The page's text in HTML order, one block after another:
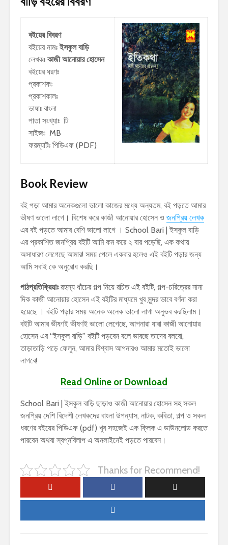
বইয়ের বিবরণ
বইয়ের নামঃ ইসকুল বাড়ি
লেখকঃ কাজী আনোয়ার হোসেন
বইয়ের ধরণঃ
প্রকাশকঃ
প্রকাশকালঃ
ভাষাঃ বাংলা
পাতা সংখ্যাঃ টি
সাইজঃ MB
ফরম্যাটঃ পিডিএফ (PDF)
Book Review
বই পড়া আমার অনেকগুলো ভালো কাজের মধ্যে অন্যতম, বই পড়তে আমার
ভীষণ ভালো লাগে। বিশেষ করে কাজী আনোয়ার হোসেন ও জনপ্রিয় লেখক
এর বই পড়তে আমার বেশি ভালো লাগে । School Bari | ইসকুল বাড়ি
এর প্রকাশিত জনপ্রিয় বইটি আমি কম করে ২ বার পড়েছি, এক কথায়
অসাধারণ লেগেছে আমার! সময় পেলে একবার হলেও এই বইটি পড়ার জন্য
আমি সবাই কে অনুরোধ করছি।
পাঠপ্রতিক্রিয়াঃরহস্য ধাঁচের গল্প নিয়ে রচিত এই বইটি, গল্প-চরিত্রের নানা
দিক কাজী আনোয়ার হোসেন এই বইটির মাধ্যমে খুব সুন্দর ভাবে বর্ণনা করা
হয়েছে । বইটি পড়ার সময় অনেক অনেক ভালো লাগা অনুভব করছিলাম।
বইটি আমার ভীষণই ভীষণই ভালো লেগেছে, আপনারা যারা কাজী আনোয়ার
হোসেন এর “ইসকুল বাড়ি” বইটি পড়বেন বলে ভাবছে তাদের বলবো,
তাড়াতাড়ি পড়ে ফেলুন, আমার বিশ্বাস আপনারও আমার মতোই ভালো
লাগবে!
Read Online or Download
School Bari | ইসকুল বাড়ি ছাড়াও কাজী আনোয়ার হোসেন সহ সকল
জনপ্রিয় দেশি বিদেশী লেখকদের বাংলা উপন্যাস, নাটক, কবিতা, গল্প ও সকল
ধরণের বইয়ের পিডিএফ (pdf) খুব সহজেই এক ক্লিক এ ডাউনলোড করতে
পারবেন অথবা স্বপ্নবিলাপ এ অনলাইনেই পড়তে পারবেন।
Thanks for Recommend!